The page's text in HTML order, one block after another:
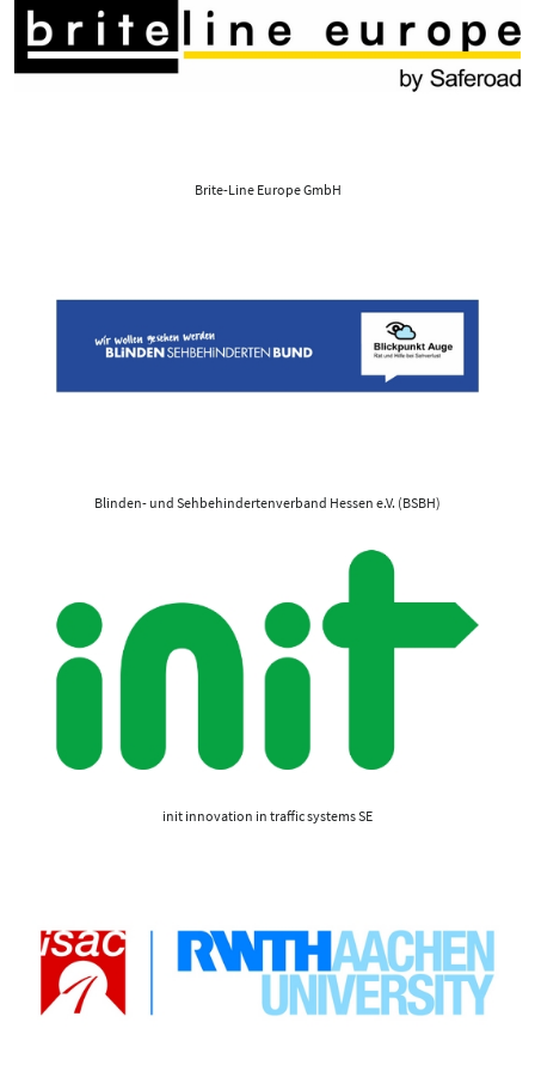
Brite-Line Europe GmbH
Blinden- und Sehbehindertenverband Hessen e.V. (BSBH)
init innovation in traffic systems SE